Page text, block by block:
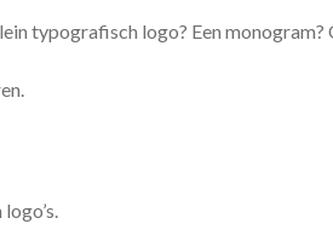
typografisch logo? Een